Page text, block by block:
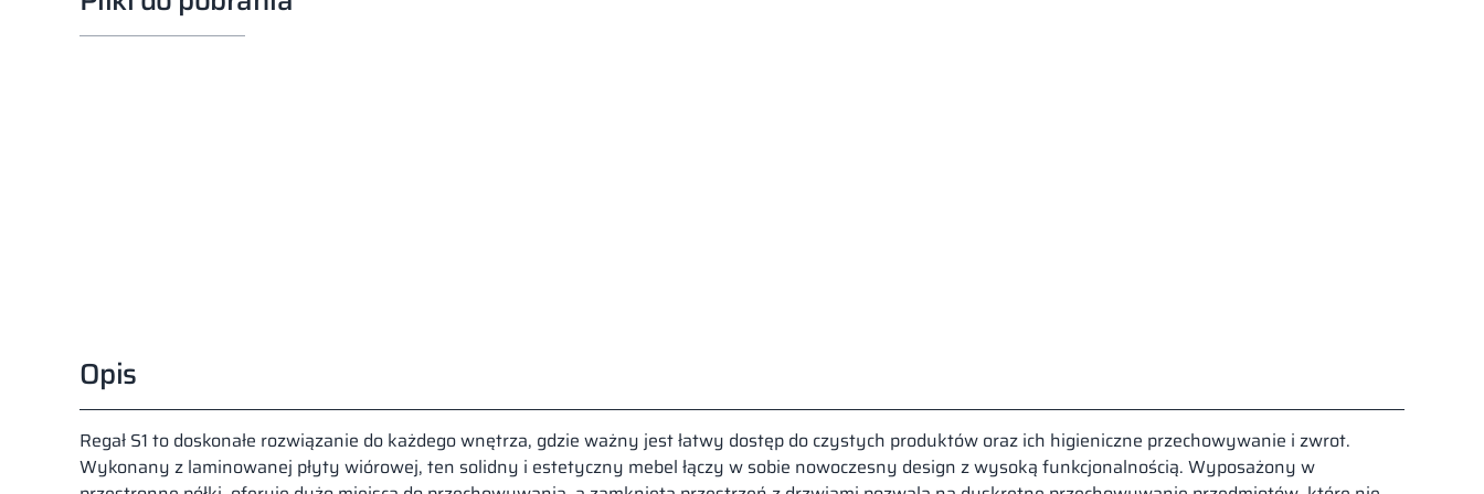
Opis
Regał S1 to doskonałe rozwiązanie do każdego wnętrza, gdzie ważny jest łatwy dostęp do czystych produktów oraz ich higieniczne przechowywanie i zwrot.
Wykonany z laminowanej płyty wiórowej, ten solidny i estetyczny mebel łączy w sobie nowoczesny design z wysoką funkcjonalnością. Wyposażony w